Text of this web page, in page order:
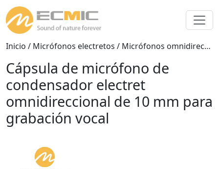
Inicio / Micrófonos electretos / Micrófonos omnidireccionales
Cápsula de micrófono de
condensador electret
omnidireccional de 10 mm para
grabación vocal